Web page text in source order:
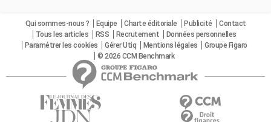
Qui sommes-nous ? Equipe Charte éditoriale Publicité
Contact
Tous les articles
RSS Recrutement
Données personnelles
Paramétrer les cookies
Gérer Utiq Mentions légales
Groupe Figaro
© 2026 CCM Benchmark